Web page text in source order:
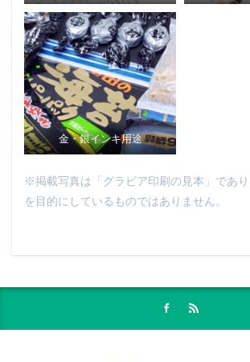
金・銀インキ用途
※掲載写真は「グラビア印刷の見本」であ
を目的にしているものではありません。